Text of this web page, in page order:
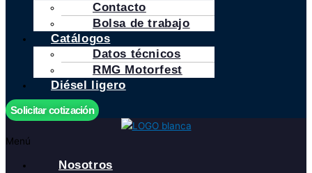
Contacto
Bolsa de trabajo
Catálogos
Datos técnicos
RMG Motorfest
Diésel ligero
Solicitar cotización
Menú
Nosotros